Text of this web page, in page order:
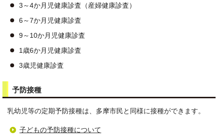
3～4か月児健康診査（産婦健康診査）
6～7か月児健康診査
9～10か月児健康診査
1歳6か月児健康診査
3歳児健康診査
予防接種
乳幼児等の定期予防接種は、多摩市民と同様に接種ができます。
子どもの予防接種について